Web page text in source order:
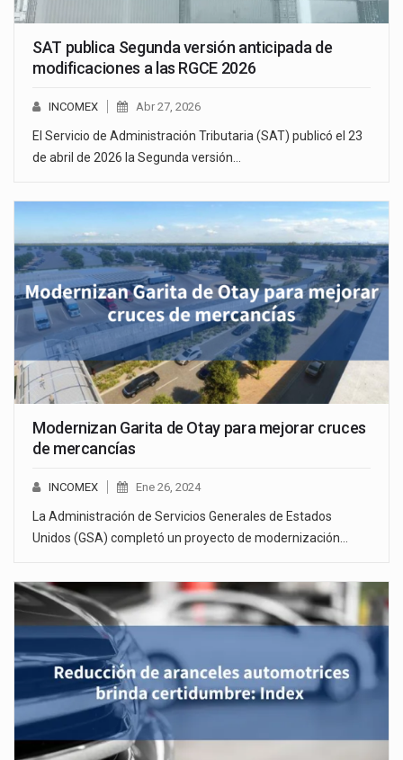
SAT publica Segunda versión anticipada de
modificaciones a las RGCE 2026
INCOMEX Abr 27, 2026
El Servicio de Administración Tributaria (SAT) publicó el 23
de abril de 2026 la Segunda versión…
Modernizan Garita de Otay para mejorar cruces
de mercancías
INCOMEX Ene 26, 2024
La Administración de Servicios Generales de Estados
Unidos (GSA) completó un proyecto de modernización…